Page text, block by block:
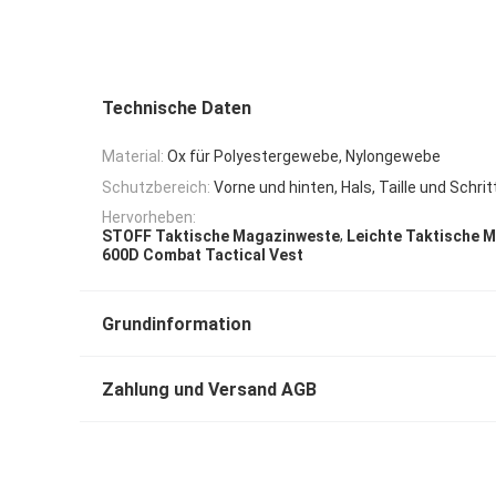
Technische Daten
Material: Ox für Polyestergewebe, Nylongewebe
Schutzbereich: Vorne und hinten, Hals, Taille und
Hervorheben:
STOFF Taktische Magazinweste, Leichte Taktische
600D Combat Tactical Vest
Grundinformation
Zahlung und Versand AGB